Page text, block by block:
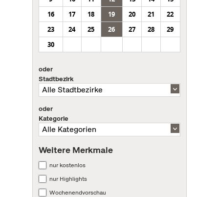
16
17 18 19 20 21
22
23
24 25 26 27 28
29
30
oder
Stadtbezirk
oder
Kategorie
Weitere Merkmale
nur kostenlos
nur Highlights
Wochenendvorschau